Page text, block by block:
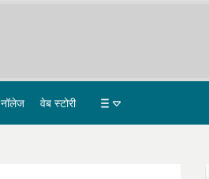
नॉलेज वेब स्टोरी